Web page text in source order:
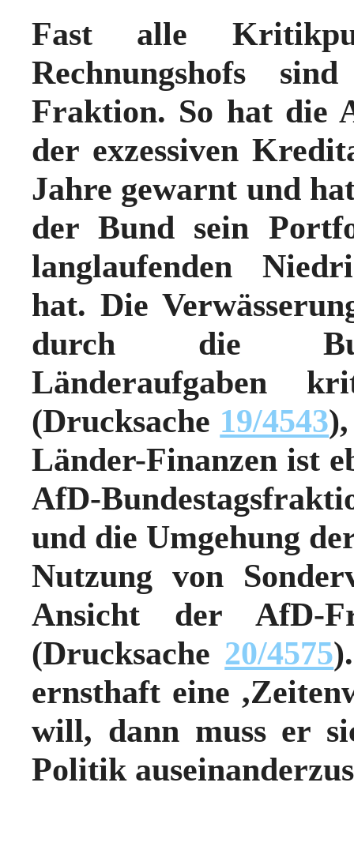
Fast alle
Rechnungshofs
Fraktion. So hat die
der exzessiven
Jahre gewarnt und
der Bund sein
langlaufenden
hat. Die
durch die
Länderaufgaben
(Drucksache 19/4543
Länder-Finanzen ist
AfD-
und die Umgehung
Nutzung von
Ansicht der AfD-
(Drucksache 20/4575
ernsthaft eine
will, dann muss er
Politik